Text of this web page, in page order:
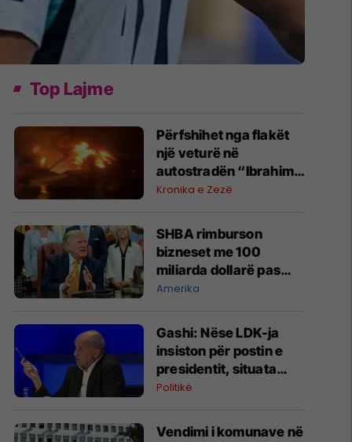
Top Lajme
Përfshihet nga flakët
një veturë në
autostradën “Ibrahim
Rugova”
Kronika e Zezë
SHBA rimburson
bizneset me 100
miliarda dollarë pas
anulimit të tarifave të
Amerika
Gashi: Nëse LDK-ja
insiston për postin e
presidentit, situata
komplikohet - pres që
Politikë
Vendimi i komunave në